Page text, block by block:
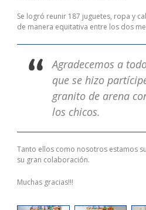
Se logró reunir 187 juguetes, ropa y
de manera equitativa entre los dos
Agradecemos a
que se hizo
granito de arena
los chicos.
Tanto ellos como nosotros estamos
su gran colaboración.
Muchas gracias!!!